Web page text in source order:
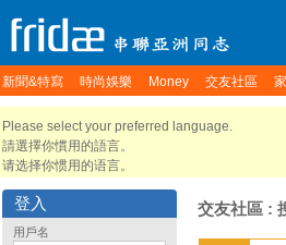
新聞&特寫 時尚娛樂 Money 交友社區
Please select your preferred language.
請選擇你慣用的語言。
请选择你惯用的语言。
登入
用戶名
交友社區 :